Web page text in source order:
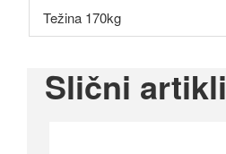
Težina 170kg
Slični artikli